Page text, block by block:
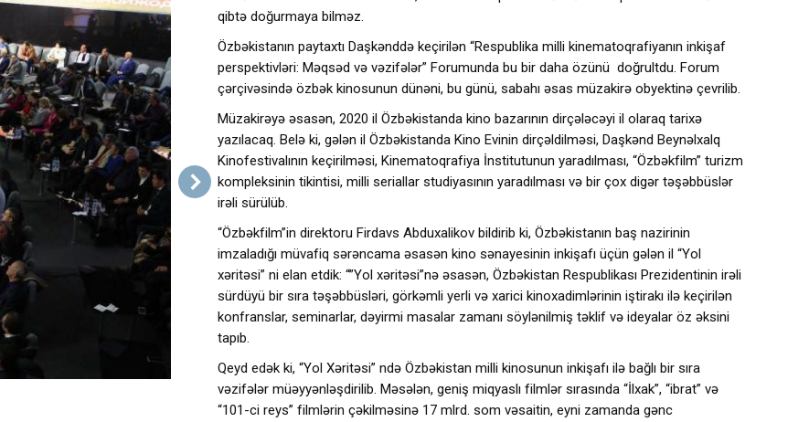
qibtə doğurmaya bilməz.
Özbəkistanın paytaxtı Daşkənddə keçirilən “Respublika milli kinematoqrafiyanın inkişaf
perspektivləri: Məqsəd və vəzifələr” Forumunda bu bir daha özünü doğrultdu. Forum
çərçivəsində özbək kinosunun dünəni, bu günü, sabahı əsas müzakirə obyektinə çevrilib.
Müzakirəyə əsasən, 2020 il Özbəkistanda kino bazarının dirçələcəyi il olaraq tarixə
yazılacaq. Belə ki, gələn il Özbəkistanda Kino Evinin dirçəldilməsi, Daşkənd Beynəlxalq
Kinofestivalının keçirilməsi, Kinematoqrafiya İnstitutunun yaradılması, “Özbəkfilm” turizm
kompleksinin tikintisi, milli seriallar studiyasının yaradılması və bir çox digər təşəbbüslər
irəli sürülüb.
“Özbəkfilm”in direktoru Firdavs Abduxalikov bildirib ki, Özbəkistanın baş nazirinin
imzaladığı müvafiq sərəncama əsasən kino sənayesinin inkişafı üçün gələn il “Yol
xəritəsi” ni elan etdik: “”Yol xəritəsi”nə əsasən, Özbəkistan Respublikası Prezidentinin irəli
sürdüyü bir sıra təşəbbüsləri, görkəmli yerli və xarici kinoxadimlərinin iştirakı ilə keçirilən
konfranslar, seminarlar, dəyirmi masalar zamanı söylənilmiş təklif və ideyalar öz əksini
tapıb.
Qeyd edək ki, “Yol Xəritəsi” ndə Özbəkistan milli kinosunun inkişafı ilə bağlı bir sıra
vəzifələr müəyyənləşdirilib. Məsələn, geniş miqyaslı filmlər sırasında “İlxak”, “ibrat” və
“101-ci reys” filmlərin çəkilməsinə 17 mlrd. som vəsaitin, eyni zamanda gənc